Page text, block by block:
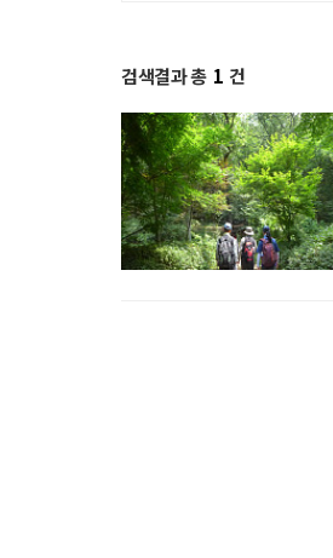
검색결과 총 1 건